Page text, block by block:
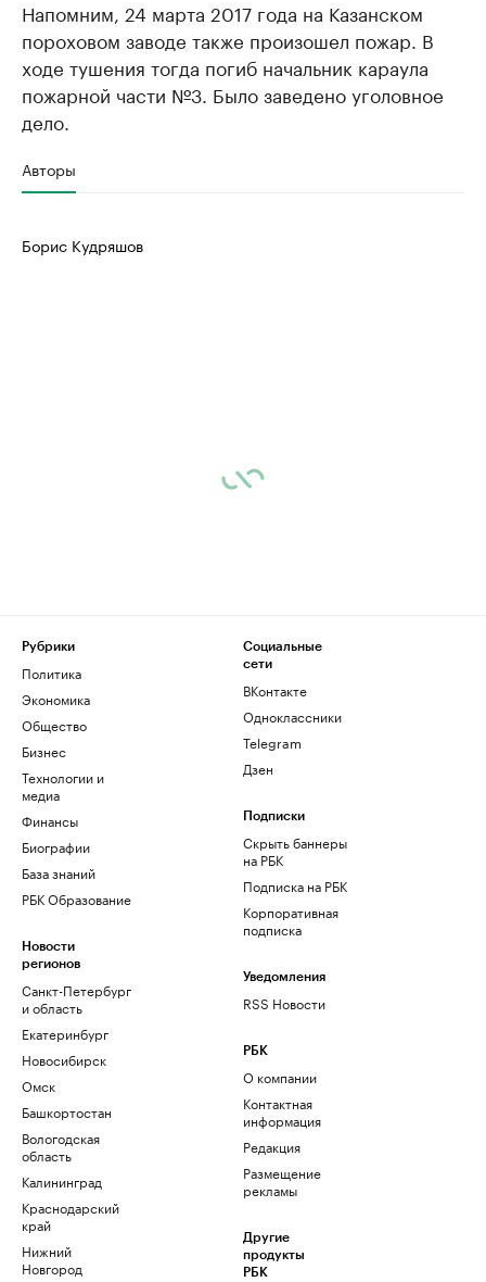
Напомним, 24 марта 2017 года на Казанском
пороховом заводе также произошел пожар. В
ходе тушения тогда погиб начальник караула
пожарной части №3. Было заведено уголовное
дело.
Авторы
Борис Кудряшов
Рубрики
Политика
Экономика
Общество
Бизнес
Технологии и
медиа
Финансы
Биографии
База знаний
РБК Образование
Новости
регионов
Санкт-Петербург
и область
Екатеринбург
Новосибирск
Омск
Башкортостан
Вологодская
область
Калининград
Краснодарский
край
Нижний
Новгород
Социальные
сети
ВКонтакте
Одноклассники
Telegram
Дзен
Подписки
Скрыть баннеры
на РБК
Подписка на РБК
Корпоративная
подписка
Уведомления
RSS Новости
РБК
О компании
Контактная
информация
Редакция
Размещение
рекламы
Другие
продукты
РБК